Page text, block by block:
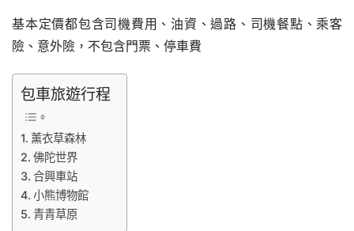
基本定價都包含司機費用、油資、過路、司機餐點、乘客
險、意外險，不包含門票、停車費
包車旅遊行程
薰衣草森林
佛陀世界
合興車站
小熊博物館
青青草原